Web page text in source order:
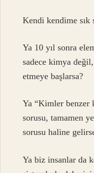
Kendi kendime sık
Ya 10 yıl sonra
sadece kimya
etmeye başlarsa?
Ya “Kimler benzer
sorusu, tamamen
sorusu haline
Ya biz insanlar da